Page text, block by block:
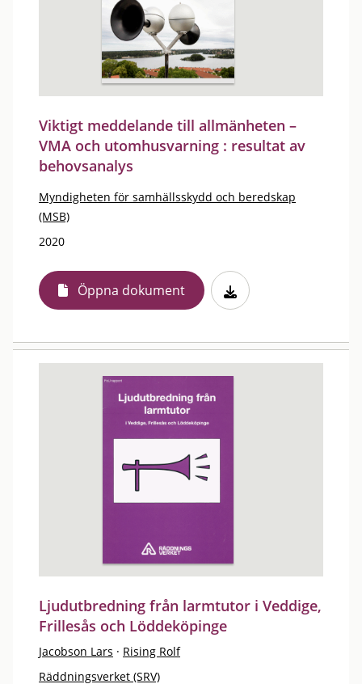
Viktigt meddelande till allmänheten –
VMA och utomhusvarning : resultat av
behovsanalys
Myndigheten för samhällsskydd och beredskap
(MSB)
2020
Öppna dokument
Ljudutbredning från larmtutor i Veddige,
Frillesås och Löddeköpinge
Jacobson Lars · Rising Rolf
Räddningsverket (SRV)